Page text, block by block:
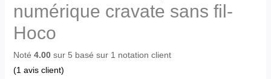
numérique cravate sans fil-
Hoco
Noté 4.00sur 5 basé sur 1 notation client
(1 avis client)